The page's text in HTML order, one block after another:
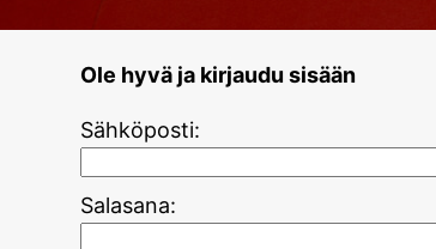
Ole hyvä ja kirjaudu sisään
Sähköposti:
Salasana: